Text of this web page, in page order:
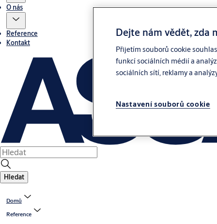
O nás
Reference
Kontakt
Hledat
Domů
Reference
Dejte nám vědět, zda
Přijetím souborů cookie
funkcí sociálních médií a
sociálních sítí, reklamy a
Nastavení souborů cookie